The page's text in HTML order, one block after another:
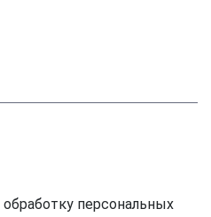
обработку персональных